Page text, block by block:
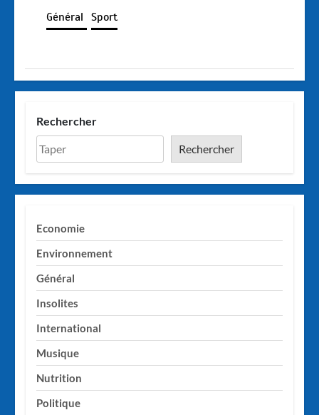
Général Sport
Rechercher
Rechercher
Economie
Environnement
Général
Insolites
International
Musique
Nutrition
Politique